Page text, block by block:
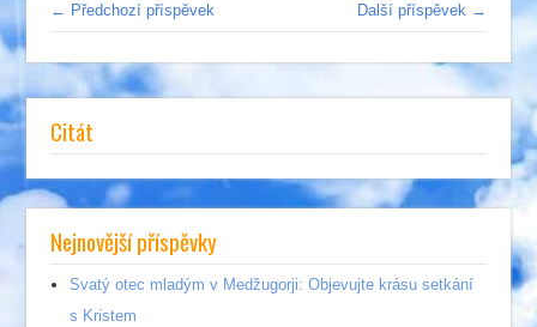
← Předchozí příspěvek Další příspěvek →
Citát
Nejnovější příspěvky
Svatý otec mladým v Medžugorji: Objevujte krásu setkání
s Kristem